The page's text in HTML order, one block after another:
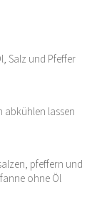
Salz und Pfeffer
abkühlen lassen
pfeffern und
ohne Öl